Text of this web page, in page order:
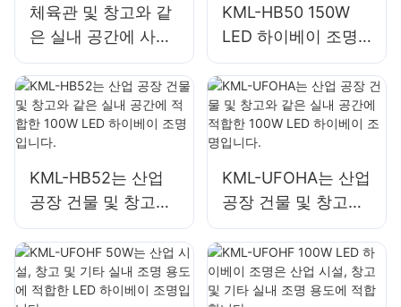
체육관 및 창고와 같
은 실내 공간에 사용
되는 KML-HB30
150W LED 산업 및
광산용 조명 공급업
체입니다.
KML-HB50 150W
LED 하이베이 조명
은 수리 작업장이나
창고와 같은 실내 공
간에 적합합니다.
KML-HB52는 산업
공장 건물 및 창고와
같은 실내 공간에 적
합한 100W LED 하
이베이 조명입니다.
KML-UFOHA는 산업
공장 건물 및 창고와
같은 실내 공간에 적
합한 100W LED 하
이베이 조명입니다.